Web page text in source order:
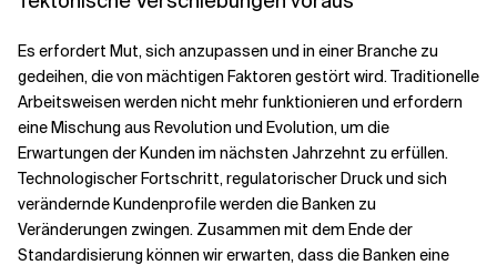
Es erfordert Mut, sich anzupassen und in einer Branche zu
gedeihen, die von mächtigen Faktoren gestört wird. Traditionelle
Arbeitsweisen werden nicht mehr funktionieren und erfordern
eine Mischung aus Revolution und Evolution, um die
Erwartungen der Kunden im nächsten Jahrzehnt zu erfüllen.
Technologischer Fortschritt, regulatorischer Druck und sich
verändernde Kundenprofile werden die Banken zu
Veränderungen zwingen. Zusammen mit dem Ende der
Standardisierung können wir erwarten, dass die Banken eine